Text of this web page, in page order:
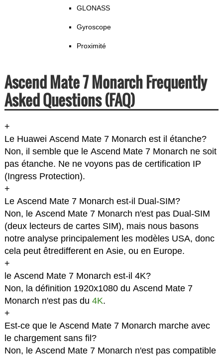
GLONASS
Gyroscope
Proximité
Ascend Mate 7 Monarch Frequently
Asked Questions (FAQ)
+
Le Huawei Ascend Mate 7 Monarch est il étanche?
Non, il semble que le Ascend Mate 7 Monarch ne soit
pas étanche. Ne ne voyons pas de certification IP
(Ingress Protection).
+
Le Ascend Mate 7 Monarch est-il Dual-SIM?
Non, le Ascend Mate 7 Monarch n'est pas Dual-SIM
(deux lecteurs de cartes SIM), mais nous basons
notre analyse principalement les modèles USA, donc
cela peut êtredifferent en Asie, ou en Europe.
+
le Ascend Mate 7 Monarch est-il 4K?
Non, la définition 1920x1080 du Ascend Mate 7
Monarch n'est pas du 4K.
+
Est-ce que le Ascend Mate 7 Monarch marche avec
le chargement sans fil?
Non, le Ascend Mate 7 Monarch n'est pas compatible